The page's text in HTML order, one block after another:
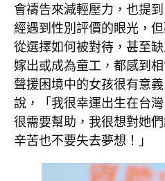
會禱告來減輕壓力，也提
經遇到性別評價的眼光，
從選擇如何被對待，甚至
嫁出或成為童工，都感到
聲援困境中的女孩很有意
說，「我很幸運出生在台
很需要幫助，我很想對她
辛苦也不要失去夢想！」